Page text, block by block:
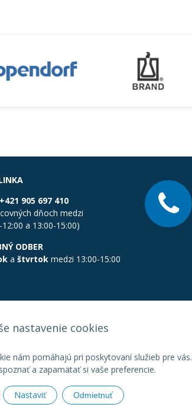
nastavenie cookies
nám pomáhajú pri poskytovaní služieb pre vás.
a zapamätať si vaše preferencie.
Nastaviť Odmietnuť
+421 905 697 410
dňoch medzi
12:00 a 13:00-15:00)
ODBER
a štvrtok medzi 13:00-15:00
•Created&e-shop Pohoda connector